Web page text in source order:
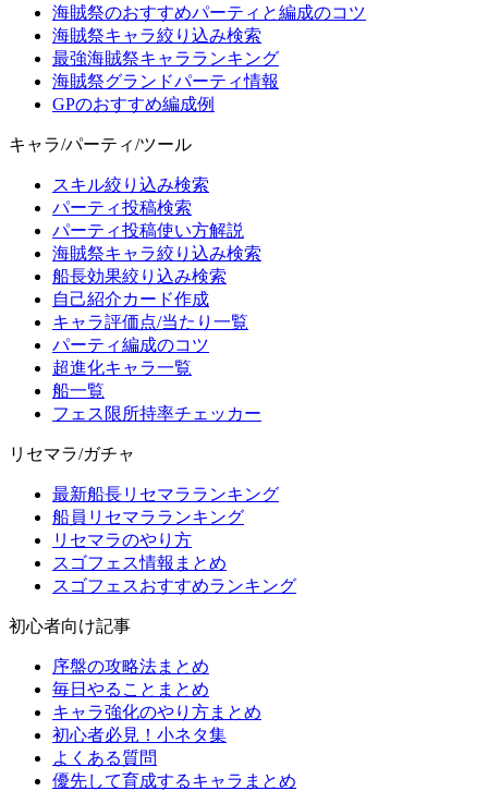
海賊祭のおすすめパーティと編成のコツ
海賊祭キャラ絞り込み検索
最強海賊祭キャラランキング
海賊祭グランドパーティ情報
GPのおすすめ編成例
キャラ/パーティ/ツール
スキル絞り込み検索
パーティ投稿検索
パーティ投稿使い方解説
海賊祭キャラ絞り込み検索
船長効果絞り込み検索
自己紹介カード作成
キャラ評価点/当たり一覧
パーティ編成のコツ
超進化キャラ一覧
船一覧
フェス限所持率チェッカー
リセマラ/ガチャ
最新船長リセマラランキング
船員リセマラランキング
リセマラのやり方
スゴフェス情報まとめ
スゴフェスおすすめランキング
初心者向け記事
序盤の攻略法まとめ
毎日やることまとめ
キャラ強化のやり方まとめ
初心者必見！小ネタ集
よくある質問
優先して育成するキャラまとめ